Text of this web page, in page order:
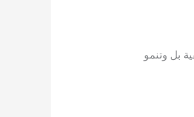
بل وتنمو